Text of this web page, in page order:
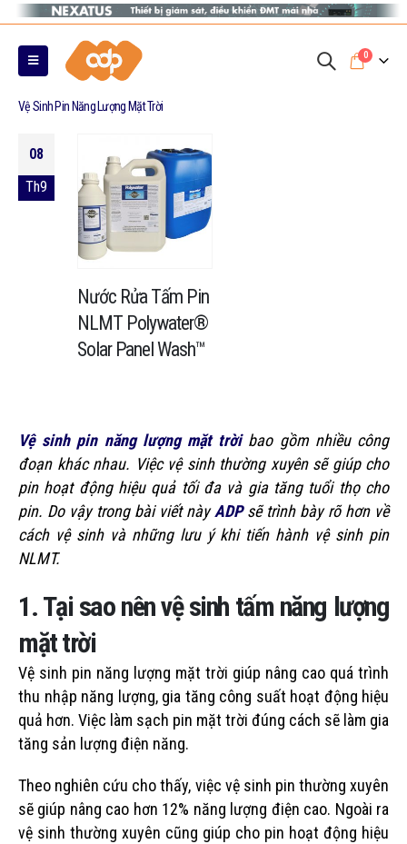
0
Vệ Sinh Pin Năng Lượng Mặt Trời
08
Th9
Nước Rửa Tấm Pin
NLMT Polywater®
Solar Panel Wash™
Vệ sinh pin năng lượng mặt trờibao gồm nhiều công
đoạn khác nhau. Việc vệ sinh thường xuyên sẽ giúp cho
pin hoạt động hiệu quả tối đa và gia tăng tuổi thọ cho
pin. Do vậy trong bài viết nàyADPsẽ trình bày rõ hơn về
cách vệ sinh và những lưu ý khi tiến hành vệ sinh pin
NLMT.
1. Tại sao nên vệ sinh tấm năng lượng
mặt trời
Vệ sinh pin năng lượng mặt trời giúp nâng cao quá trình
thu nhập năng lượng, gia tăng công suất hoạt động hiệu
quả hơn. Việc làm sạch pin mặt trời đúng cách sẽ làm gia
tăng sản lượng điện năng.
Theo nghiên cứu cho thấy, việc vệ sinh pin thường xuyên
sẽ giúp nâng cao hơn 12% năng lượng điện cao. Ngoài ra
vệ sinh thường xuyên cũng giúp cho pin hoạt động hiệu